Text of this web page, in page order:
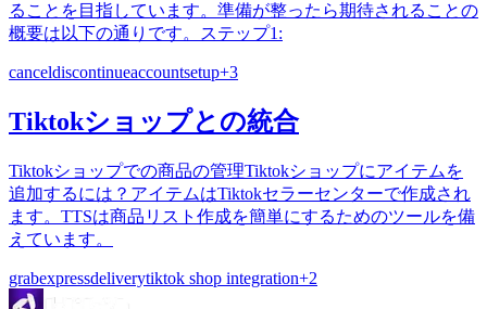
ることを目指しています。準備が整ったら期待されることの
概要は以下の通りです。ステップ1:
canceldiscontinueaccountsetup+3
Tiktokショップとの統合
Tiktokショップでの商品の管理Tiktokショップにアイテムを
追加するには？アイテムはTiktokセラーセンターで作成され
ます。TTSは商品リスト作成を簡単にするためのツールを備
えています。
grabexpressdeliverytiktok shop integration+2